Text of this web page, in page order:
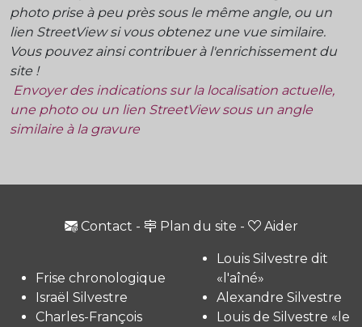
photo prise à peu près sous le même angle, ou un
lien StreetView si vous obtenez une vue similaire.
Vous pouvez ainsi contribuer à l'enrichissement du
site !
Envoyer des indications sur la localisation actuelle,
une photo ou un lien StreetView sous un angle
similaire à la gravure
Contact - Plan du site - Aider
Frise chronologique
Israël Silvestre
Charles-François
Louis Silvestre dit
«l'aîné»
Alexandre Silvestre
Louis de Silvestre «le